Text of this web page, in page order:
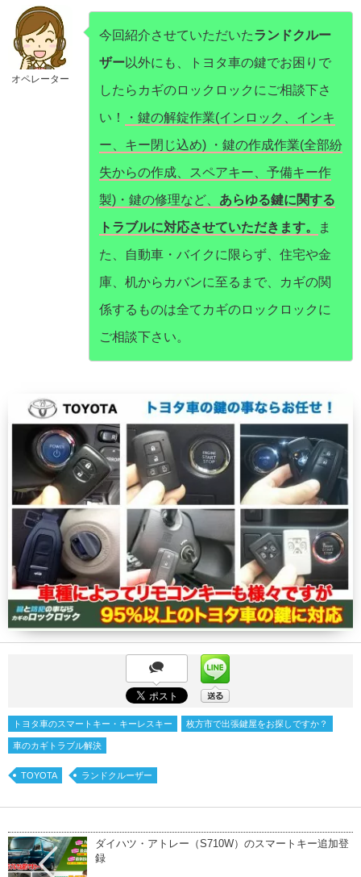
オペレーター
今回紹介させていただいたランドクルー
ザー以外にも、トヨタ車の鍵でお困りで
したらカギのロックロックにご相談下さ
い！
・鍵の解錠作業(インロック、インキ
ー、キー閉じ込め) ・鍵の作成作業(全部紛
失からの作成、スペアキー、予備キー作
製)・鍵の修理など、 あらゆる鍵に関する
トラブルに対応させていただきます。
ま
た、自動車・バイクに限らず、住宅や金
庫、机からカバンに至るまで、カギの関
係するものは全てカギのロックロックに
ご相談下さい。
トヨタ車のスマートキー・キーレスキー 枚方市で出張鍵屋をお探しですか？
車のカギトラブル解決
TOYOTA ランドクルーザー
ダイハツ・アトレー（S710W）のスマートキー追加登
録